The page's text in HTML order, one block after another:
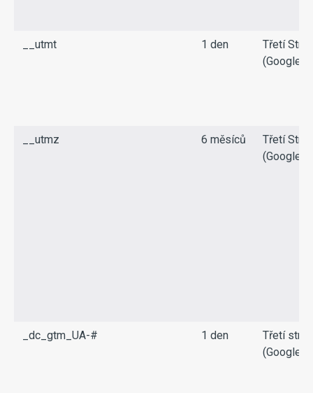
__utmt 1 den
Třetí
(Google)
__utmz 6 měsíců
Třetí
(Google)
_dc_gtm_UA-# 1 den
Třetí
(Google)